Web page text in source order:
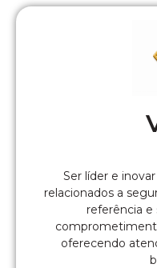
Ser líder e
relacionados a
referência e
oferecendo